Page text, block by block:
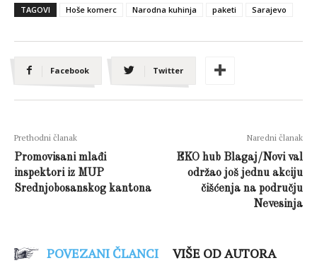
TAGOVI Hoše komerc Narodna kuhinja paketi Sarajevo
Facebook Twitter
Prethodni članak
Promovisani mlađi
inspektori iz MUP
Srednjobosanskog kantona
Naredni članak
EKO hub Blagaj/Novi val
održao još jednu akciju
čišćenja na području
Nevesinja
POVEZANI ČLANCI VIŠE OD AUTORA